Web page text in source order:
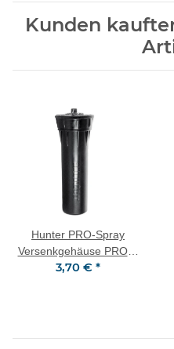
Kunden
Hunter PRO-Spray
Versenkgehäuse PROS-
04 Hub 10 cm
3,70 € *